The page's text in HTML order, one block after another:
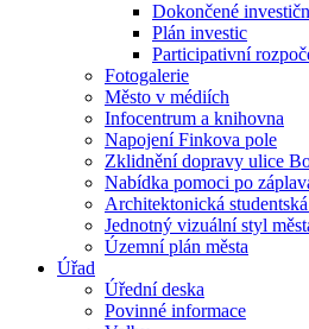
Dokončené
Plán investic
Participativní
Fotogalerie
Město v médiích
Infocentrum a knihovna
Napojení Finkova pole
Zklidnění dopravy ulice
Nabídka pomoci po
Architektonická
Jednotný vizuální styl
Územní plán města
Úřad
Úřední deska
Povinné informace